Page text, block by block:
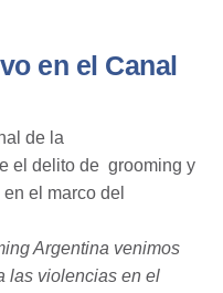
en el Canal
de la
el delito de grooming y
el marco del
Argentina venimos
las violencias en el